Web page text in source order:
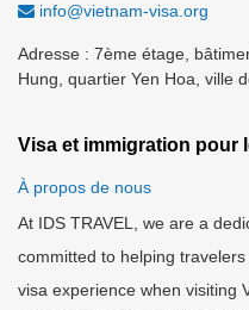
info@vietnam-visa.org
Adresse : 7ème étage,
Hung, quartier Yen Hoa, ville
Visa et immigration pour
À propos de nous
At IDS TRAVEL, we are a
committed to helping
visa experience when visiting